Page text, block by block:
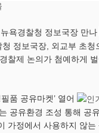
욕경찰청 정보국장 만나
정보국장, 외교부 초
찰제 논의가 첨예하게
품 공유마켓’ 열어
공유환경 조성 통해 공
가정에서 사용하지 않